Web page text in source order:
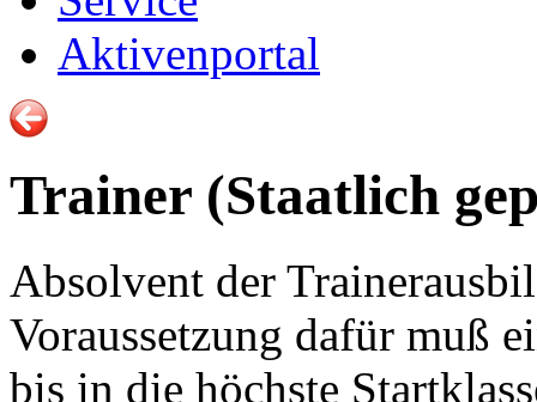
Aktivenportal
Trainer (Staatlich
Absolvent der
Voraussetzung dafür muß
bis in die höchste